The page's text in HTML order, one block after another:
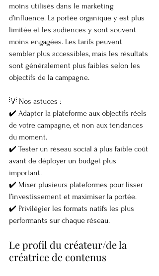
moins utilisés dans le marketing
d’influence. La portée organique y est plus
limitée et les audiences y sont souvent
moins engagées. Les tarifs peuvent
sembler plus accessibles, mais les résultats
sont généralement plus faibles selon les
objectifs de la campagne.
💡 Nos astuces :
✔️ Adapter la plateforme aux objectifs réels
de votre campagne, et non aux tendances
du moment.
✔️ Tester un réseau social à plus faible coût
avant de déployer un budget plus
important.
✔️ Mixer plusieurs plateformes pour lisser
l’investissement et maximiser la portée.
✔️ Privilégier les formats natifs les plus
performants sur chaque réseau.
Le profil du créateur/de la
créatrice de contenus